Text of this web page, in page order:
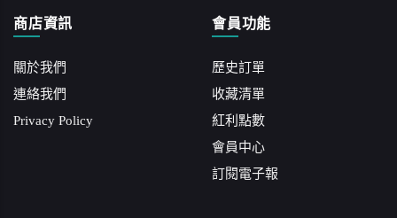
商店資訊
關於我們
連絡我們
Privacy Policy
會員功能
歷史訂單
收藏清單
紅利點數
會員中心
訂閱電子報